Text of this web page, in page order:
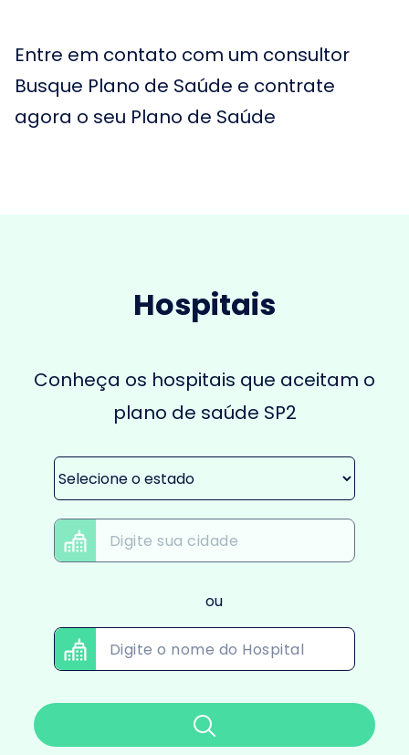
Entre em contato com um consultor
Busque Plano de Saúde e contrate
agora o seu Plano de Saúde
Hospitais
Conheça os hospitais que aceitam o
plano de saúde SP2
ou